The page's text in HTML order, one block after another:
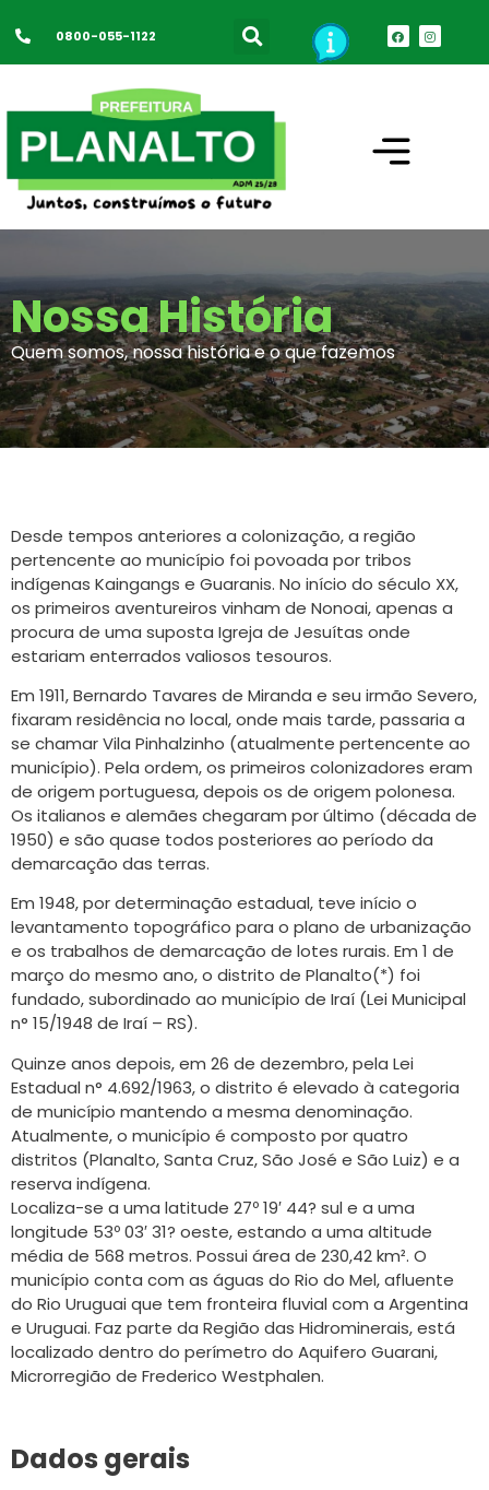
0800-055-1122
Nossa História
Quem somos, nossa história e o que fazemos
Desde tempos anteriores a colonização, a região
pertencente ao município foi povoada por tribos
indígenas Kaingangs e Guaranis. No início do século XX,
os primeiros aventureiros vinham de Nonoai, apenas a
procura de uma suposta Igreja de Jesuítas onde
estariam enterrados valiosos tesouros.
Em 1911, Bernardo Tavares de Miranda e seu irmão Severo,
fixaram residência no local, onde mais tarde, passaria a
se chamar Vila Pinhalzinho (atualmente pertencente ao
município). Pela ordem, os primeiros colonizadores eram
de origem portuguesa, depois os de origem polonesa.
Os italianos e alemães chegaram por último (década de
1950) e são quase todos posteriores ao período da
demarcação das terras.
Em 1948, por determinação estadual, teve início o
levantamento topográfico para o plano de urbanização
e os trabalhos de demarcação de lotes rurais. Em 1 de
março do mesmo ano, o distrito de Planalto(*) foi
fundado, subordinado ao município de Iraí (Lei Municipal
n° 15/1948 de Iraí – RS).
Quinze anos depois, em 26 de dezembro, pela Lei
Estadual n° 4.692/1963, o distrito é elevado à categoria
de município mantendo a mesma denominação.
Atualmente, o município é composto por quatro
distritos (Planalto, Santa Cruz, São José e São Luiz) e a
reserva indígena.
Localiza-se a uma latitude 27º 19′ 44? sul e a uma
longitude 53º 03′ 31? oeste, estando a uma altitude
média de 568 metros. Possui área de 230,42 km². O
município conta com as águas do Rio do Mel, afluente
do Rio Uruguai que tem fronteira fluvial com a Argentina
e Uruguai. Faz parte da Região das Hidrominerais, está
localizado dentro do perímetro do Aquifero Guarani,
Microrregião de Frederico Westphalen.
Dados gerais